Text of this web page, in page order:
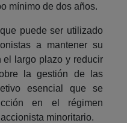
mínimo de dos años.
puede ser utilizado
a mantener su
el largo plazo y reducir
la gestión de las
esencial que se
en el régimen
minoritario.